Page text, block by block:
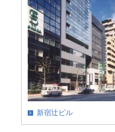
新宿辻ビル